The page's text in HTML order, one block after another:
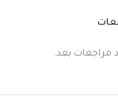
مراجعات بعد.